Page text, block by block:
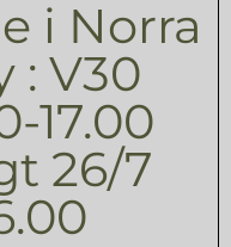
i Norra
: V30
17.00
26/7